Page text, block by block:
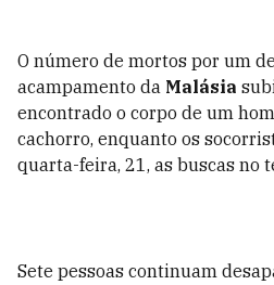
O número de mortos por um
acampamento da Malásia
encontrado o corpo de um
cachorro, enquanto os
quarta-feira, 21, as buscas no
Sete pessoas continuam